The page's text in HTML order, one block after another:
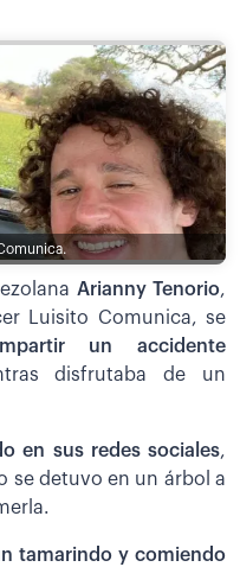
Arianny Tenorio,
Luisito Comunica, se
un accidente
disfrutaba de un
en sus redes sociales,
se detuvo en un árbol a
tamarindo y comiendo